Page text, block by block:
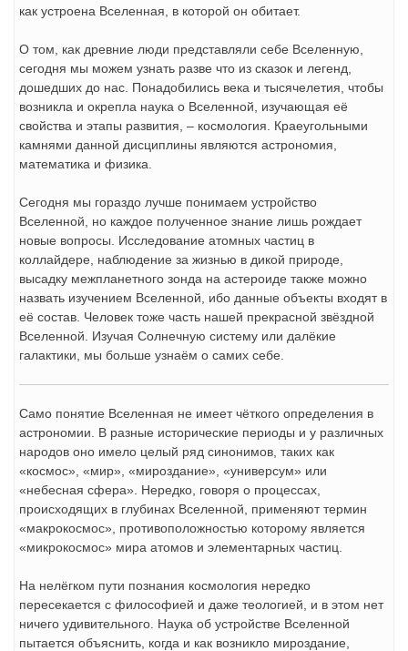
как устроена Вселенная, в которой он обитает.
О том, как древние люди представляли себе Вселенную,
сегодня мы можем узнать разве что из сказок и легенд,
дошедших до нас. Понадобились века и тысячелетия, чтобы
возникла и окрепла наука о Вселенной, изучающая её
свойства и этапы развития, – космология. Краеугольными
камнями данной дисциплины являются астрономия,
математика и физика.
Сегодня мы гораздо лучше понимаем устройство
Вселенной, но каждое полученное знание лишь рождает
новые вопросы. Исследование атомных частиц в
коллайдере, наблюдение за жизнью в дикой природе,
высадку межпланетного зонда на астероиде также можно
назвать изучением Вселенной, ибо данные объекты входят в
её состав. Человек тоже часть нашей прекрасной звёздной
Вселенной. Изучая Солнечную систему или далёкие
галактики, мы больше узнаём о самих себе.
Само понятие Вселенная не имеет чёткого определения в
астрономии. В разные исторические периоды и у различных
народов оно имело целый ряд синонимов, таких как
«космос», «мир», «мироздание», «универсум» или
«небесная сфера». Нередко, говоря о процессах,
происходящих в глубинах Вселенной, применяют термин
«макрокосмос», противоположностью которому является
«микрокосмос» мира атомов и элементарных частиц.
На нелёгком пути познания космология нередко
пересекается с философией и даже теологией, и в этом нет
ничего удивительного. Наука об устройстве Вселенной
пытается объяснить, когда и как возникло мироздание,